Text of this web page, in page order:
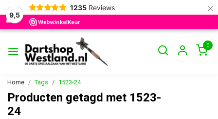
9,5
1235 Reviews ×
0
Home Tags 1523-24
Producten getagd met 1523-
24